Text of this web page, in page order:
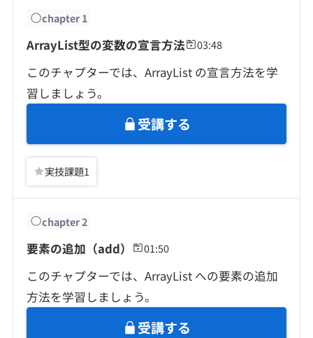
就活成功ガイド
プラン
個人向けプラン
法人向けプラン
契約内容・クーポン
chapter1
ArrayList型の変数の宣言方法 03:48
このチャプターでは、ArrayList の宣言方法を学
習しましょう。
受講する
実技課題1
chapter2
要素の追加（add） 01:50
このチャプターでは、ArrayList への要素の追加
方法を学習しましょう。
受講する